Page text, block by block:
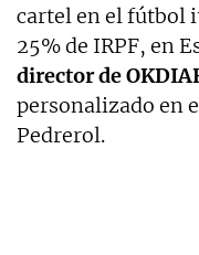
cartel en el fútbol
25% de IRPF, en
director de
personalizado en
Pedrerol.